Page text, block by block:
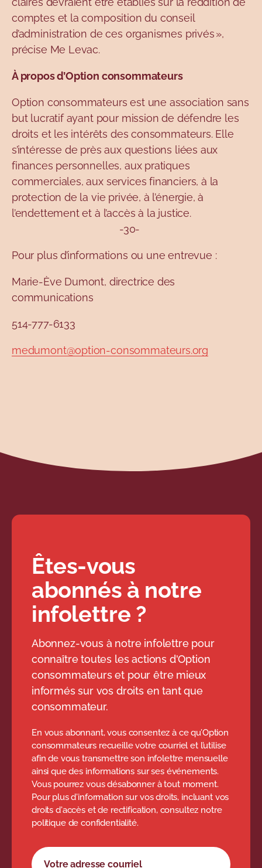
comptes et la composition du conseil
d’administration de ces organismes privés »,
précise Me Levac.
À propos d’Option consommateurs
Option consommateurs est une association sans
but lucratif ayant pour mission de défendre les
droits et les intérêts des consommateurs. Elle
s’intéresse de près aux questions liées aux
finances personnelles, aux pratiques
commerciales, aux services financiers, à la
protection de la vie privée, à l’énergie, à
l’endettement et à l’accès à la justice.
-30-
Pour plus d’informations ou une entrevue :
Marie-Ève Dumont, directrice des
communications
514-777-6133
medumont@option-consommateurs.org
Êtes-vous
abonnés à notre
infolettre ?
Abonnez-vous à notre infolettre pour
connaître toutes les actions d'Option
consommateurs et pour être mieux
informés sur vos droits en tant que
consommateur.
En vous abonnant, vous consentez à ce qu’Option
consommateurs recueille votre courriel et l’utilise
afin de vous transmettre son infolettre mensuelle
ainsi que des informations sur ses événements.
Vous pourrez vous désabonner à tout moment.
Pour plus d'information sur vos droits, incluant vos
droits d'accès et de rectification, consultez notre
politique de confidentialité.
Formulaire d'abonnement à l'infolettre
Votre adresse courriel